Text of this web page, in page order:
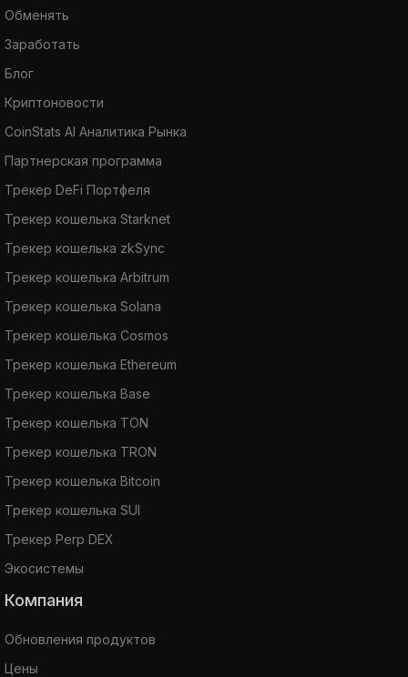
Обменять
Заработать
Блог
Криптоновости
CoinStats AI Аналитика Рынка
Партнерская программа
Трекер DeFi Портфеля
Трекер кошелька Starknet
Трекер кошелька zkSync
Трекер кошелька Arbitrum
Трекер кошелька Solana
Трекер кошелька Cosmos
Трекер кошелька Ethereum
Трекер кошелька Base
Трекер кошелька TON
Трекер кошелька TRON
Трекер кошелька Bitcoin
Трекер кошелька SUI
Трекер Perp DEX
Экосистемы
Компания
Обновления продуктов
Цены